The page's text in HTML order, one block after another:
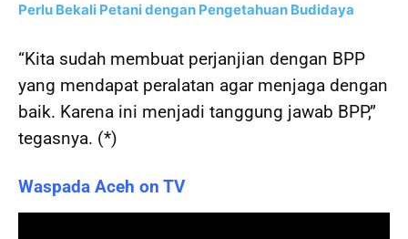
Perlu Bekali Petani dengan Pengetahuan Budidaya
“Kita sudah membuat perjanjian dengan BPP
yang mendapat peralatan agar menjaga dengan
baik. Karena ini menjadi tanggung jawab BPP,”
tegasnya. (*)
Waspada Aceh on TV